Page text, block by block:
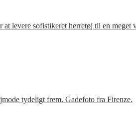
levere sofistikeret herretøj til en
tydeligt frem. Gadefoto fra Firenze.